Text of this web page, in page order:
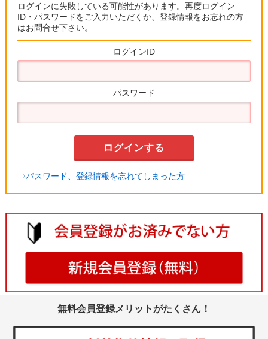
ログインに失敗している可能性があります。再度ログイン
ID・パスワードをご入力いただくか、登録情報をお忘れの方
はお問合せ下さい。
ログインID
パスワード
⇒パスワード、登録情報を忘れてしまった方
無料会員登録メリットがたくさん！